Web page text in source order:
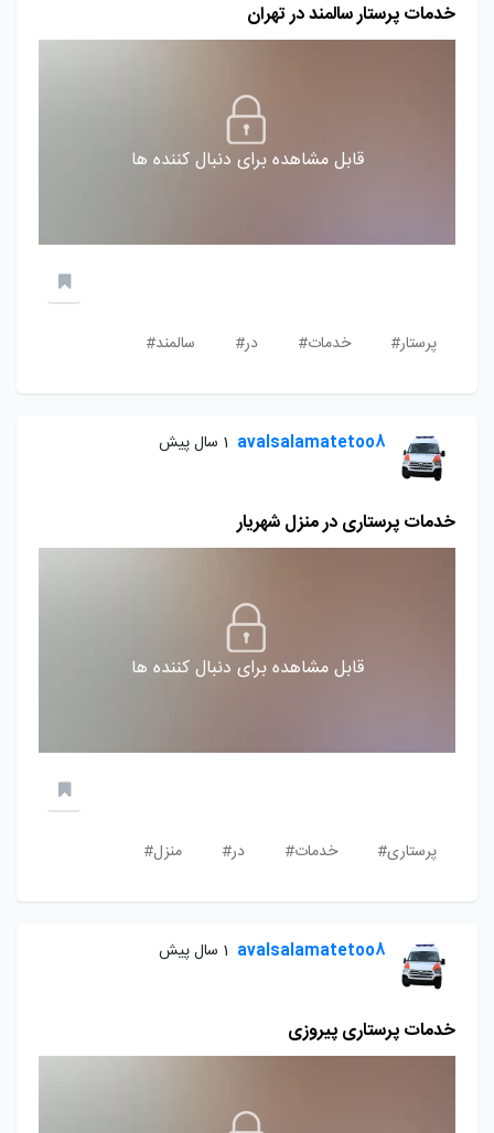
خدمات پرستار سالمند در تهران
قابل مشاهده برای دنبال کننده ها
پرستار# خدمات# در# سالمند#
avalsalamatetoo8 1 سال پیش
خدمات پرستاری در منزل شهریار
قابل مشاهده برای دنبال کننده ها
پرستاری# خدمات# در# منزل#
avalsalamatetoo8 1 سال پیش
خدمات پرستاری پیروزی